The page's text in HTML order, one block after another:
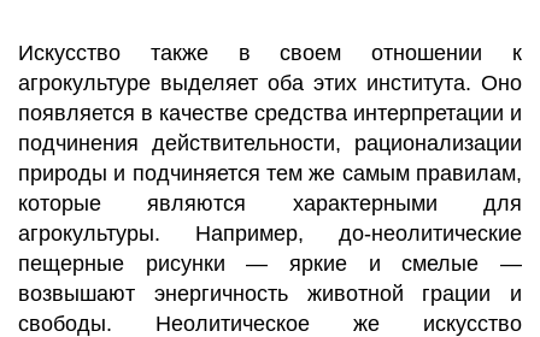
Искусство также в своем отношении к
агрокультуре выделяет оба этих института. Оно
появляется в качестве средства интерпретации и
подчинения действительности, рационализации
природы и подчиняется тем же самым правилам,
которые являются характерными для
агрокультуры. Например, до-неолитические
пещерные рисунки — яркие и смелые —
возвышают энергичность животной грации и
свободы. Неолитическое же искусство